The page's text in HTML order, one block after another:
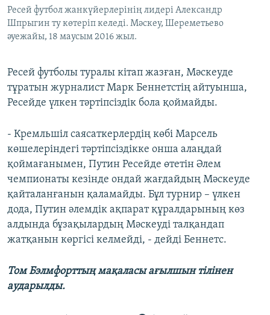
Ресей футбол жанкүйерлерінің лидері Александр
Шпрыгин ту көтеріп келеді. Мәскеу, Шереметьево
әуежайы, 18 маусым 2016 жыл.
Ресей футболы туралы кітап жазған, Мәскеуде
тұратын журналист Марк Беннетстің айтуынша,
Ресейде үлкен тәртіпсіздік бола қоймайды.
- Кремльшіл саясаткерлердің көбі Марсель
көшелеріндегі тәртіпсіздікке онша алаңдай
қоймағанымен, Путин Ресейде өтетін Әлем
чемпионаты кезінде ондай жағдайдың Мәскеуде
қайталанғанын қаламайды. Бұл турнир – үлкен
дода, Путин әлемдік ақпарат құралдарының көз
алдында бұзақылардың Мәскеуді талқандап
жатқанын көргісі келмейді, - дейді Беннетс.
Том Бэлмфорттың мақаласы ағылшын тілінен
аударылды.